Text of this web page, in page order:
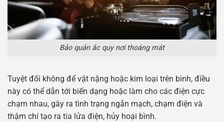
Bảo quản ắc quy nơi thoáng mát
Tuyệt đối không để vật nặng hoặc kim loại trên bình, điều
này có thể dẫn tới biến dạng hoặc làm cho các điện cực
chạm nhau, gây ra tình trạng ngắn mạch, chạm điện và
thậm chí tạo ra tia lửa điện, hủy hoại bình.